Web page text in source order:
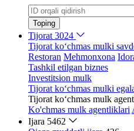
Toping
Tijorat 3024
Tijorat ko‘chmas mulki
Restoran Mehmonxona
Tashkil etilgan biznes
Investitsion mulk
Tijorat ko‘chmas mulki
Tijorat ko‘chmas mulk
Ko'chmas mulk agentliklari
Ijara 5462